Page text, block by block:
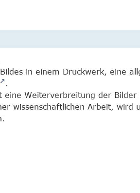
in einem Druckwerk, eine
.
eine Weiterverbreitung der
wissenschaftlichen Arbeit, wird